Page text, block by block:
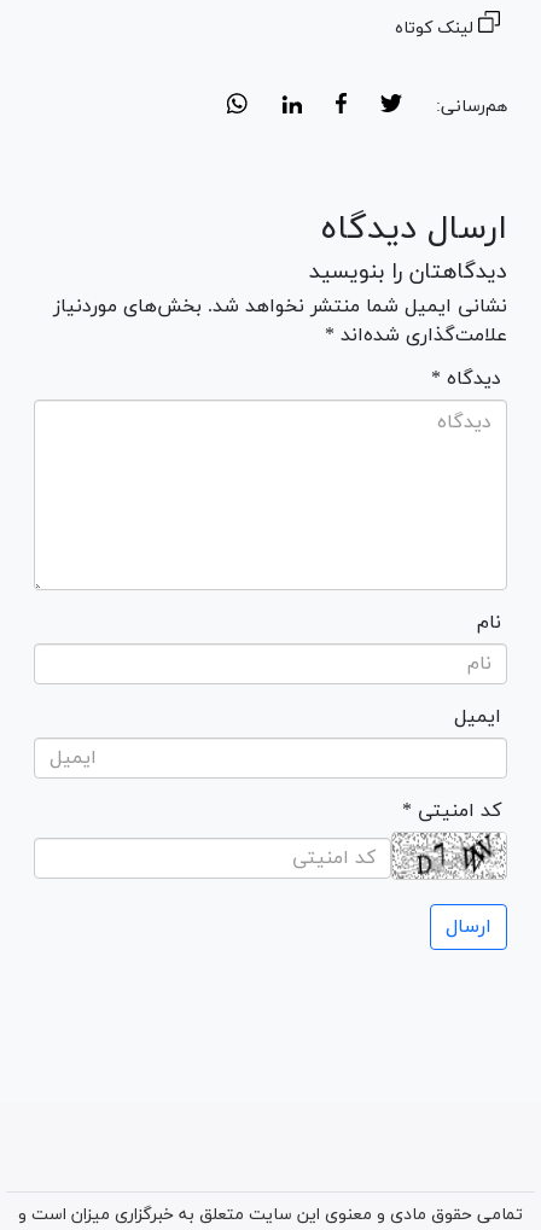
لینک کوتاه
هم‌رسانی:
ارسال دیدگاه
دیدگاهتان را بنویسید
نشانی ایمیل شما منتشر نخواهد شد. بخش‌های موردنیاز
علامت‌گذاری شده‌اند *
* دیدگاه
نام
ایمیل
* کد امنیتی
تمامی حقوق مادی و معنوی این سایت متعلق به خبرگزاری میزان است و